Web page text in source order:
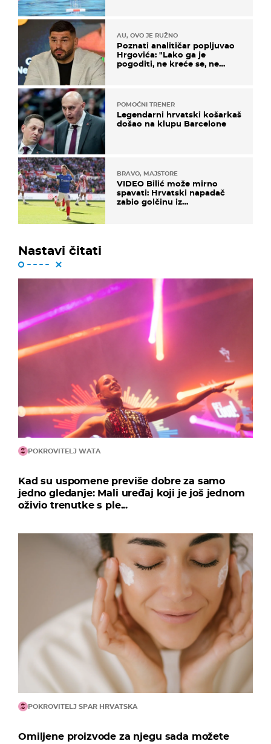
AU, OVO JE RUŽNO
Poznati analitičar popljuvao
Hrgovića: "Lako ga je
pogoditi, ne kreće se, ne
POMOĆNI TRENER
Legendarni hrvatski košarkaš
došao na klupu Barcelone
BRAVO, MAJSTORE
VIDEO Bilić može mirno
spavati: Hrvatski napadač
zabio golčinu iz
Nastavi čitati
POKROVITELJ WATA
Kad su uspomene previše dobre za samo
jedno gledanje: Mali uređaj koji je još jednom
oživio trenutke s ple...
POKROVITELJ SPAR HRVATSKA
Omiljene proizvode za njegu sada možete